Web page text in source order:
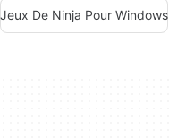
Jeux De Ninja Pour Windows